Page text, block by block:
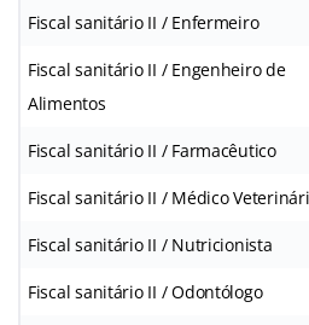
Fiscal sanitário II / Enfermeiro
Fiscal sanitário II / Engenheiro de
Alimentos
Fiscal sanitário II / Farmacêutico
Fiscal sanitário II / Médico
Fiscal sanitário II / Nutricionista
Fiscal sanitário II / Odontólogo